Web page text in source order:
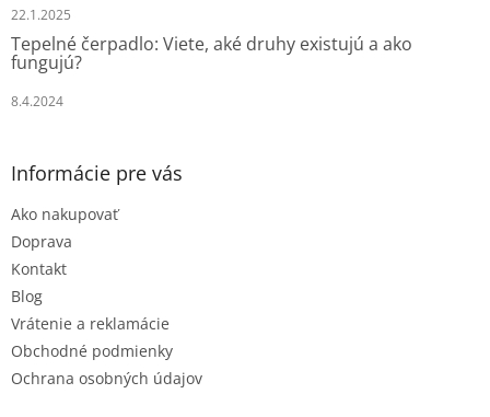
22.1.2025
Tepelné čerpadlo: Viete, aké druhy existujú a ako
fungujú?
8.4.2024
Informácie pre vás
Ako nakupovať
Doprava
Kontakt
Blog
Vrátenie a reklamácie
Obchodné podmienky
Ochrana osobných údajov